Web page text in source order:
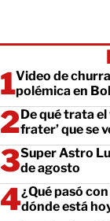
Video de
polémica en
De qué trata
frater’ que se
Super Astro
de agosto
¿Qué pasó
dónde está